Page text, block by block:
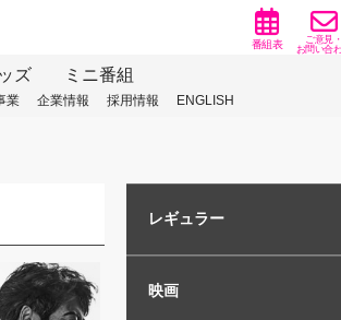
番組表 ご意見・
お問い合
ズ ミニ番組
業 企業情報 採用情報 ENGLISH
レギュラー
映画